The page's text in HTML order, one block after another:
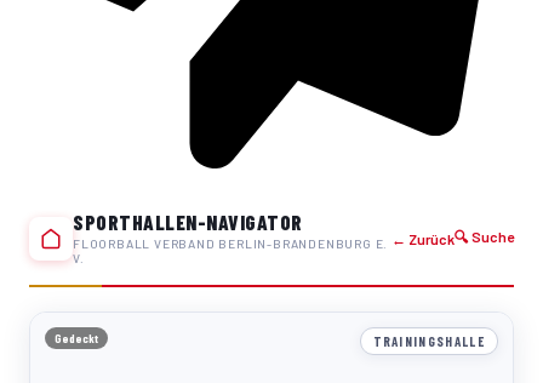
SPORTHALLEN-NAVIGATOR
FLOORBALL VERBAND BERLIN-BRANDENBURG E.
V.
← Zurück🔍 Suche
TRAININGSHALLE
Gedeckt